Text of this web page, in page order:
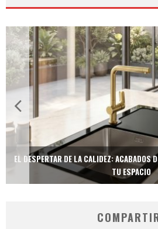
EL DESPERTAR DE LA CALIDEZ: ACABADOS
TU ESPACIO